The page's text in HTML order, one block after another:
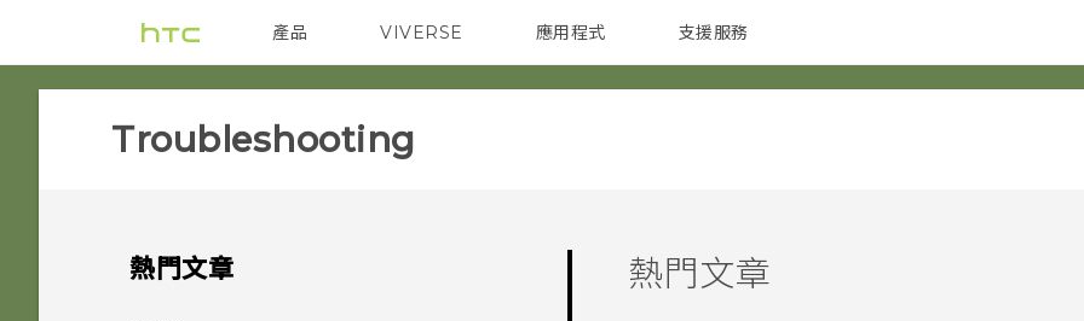
產品
VIVE 智能手機 G REIGNS 配件
VIVERSE 應用程式 支援服務
Troubleshooting
熱門文章 熱門文章